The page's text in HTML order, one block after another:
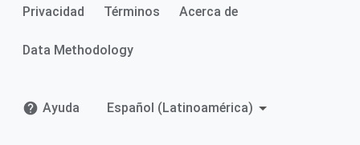
Privacidad Términos Acerca de
Data Methodology
Ayuda